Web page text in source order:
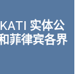
实体公
菲律宾各界